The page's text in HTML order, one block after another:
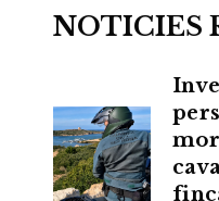
NOTÍCIES